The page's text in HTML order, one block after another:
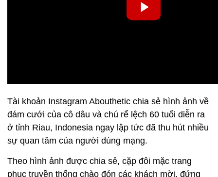
Tài khoản Instagram Abouthetic chia sẻ hình ảnh về
đám cưới của cô dâu và chú rể lệch 60 tuổi diễn ra
ở tỉnh Riau, Indonesia ngay lập tức đã thu hút nhiều
sự quan tâm của người dùng mạng.
Theo hình ảnh được chia sẻ, cặp đôi mặc trang
phục truyền thống chào đón các khách mời, đứng